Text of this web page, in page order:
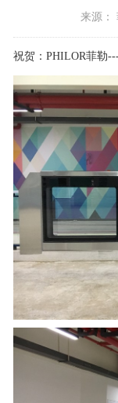
来源：
祝贺：PHILOR菲勒